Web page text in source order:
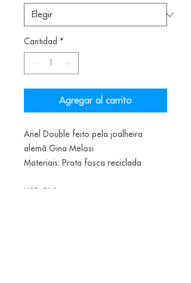
Cantidad *
Agregar al carrito
Anel Double feito pela joalheira
alemã Gina Melosi
Materiais: Prata fosca reciclada